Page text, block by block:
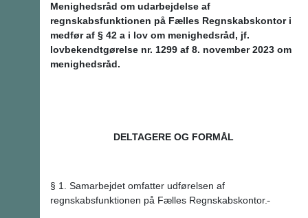
Menighedsråd om udarbejdelse af
regnskabsfunktionen på Fælles Regnskabskontor i
medfør af § 42 a i lov om menighedsråd, jf.
lovbekendtgørelse nr. 1299 af 8. november 2023 om
menighedsråd.
DELTAGERE OG FORMÅL
§ 1. Samarbejdet omfatter udførelsen af
regnskabsfunktionen på Fælles Regnskabskontor.